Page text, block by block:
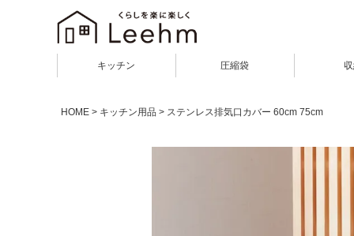
キッチン 圧縮袋
HOME キッチン用品 ステンレス排気口カバー 60cm 75cm